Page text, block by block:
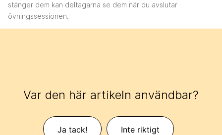
stänger dem kan deltagarna se dem när du avslutar
övningssessionen.
Var den här artikeln användbar?
Ja tack! Inte riktigt